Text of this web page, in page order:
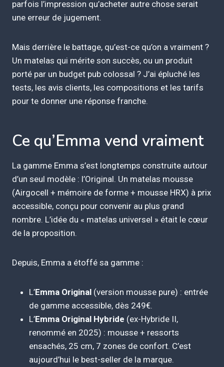
parfois l’impression qu’acheter autre chose serait
une erreur de jugement.
Mais derrière le battage, qu’est-ce qu’on a vraiment ?
Un matelas qui mérite son succès, ou un produit
porté par un budget pub colossal ? J’ai épluché les
tests, les avis clients, les compositions et les tarifs
pour te donner une réponse franche.
Ce qu’Emma vend vraiment
La gamme Emma s’est longtemps construite autour
d’un seul modèle : l’Original. Un matelas mousse
(Airgocell + mémoire de forme + mousse HRX) à prix
accessible, conçu pour convenir au plus grand
nombre. L’idée du « matelas universel » était le cœur
de la proposition.
Depuis, Emma a étoffé sa gamme :
L’Emma Original (version mousse pure) : entrée
de gamme accessible, dès 249€.
L’Emma Original Hybride (ex-Hybride II,
renommé en 2025) : mousse + ressorts
ensachés, 25 cm, 7 zones de confort. C’est
aujourd’hui le best-seller de la marque.